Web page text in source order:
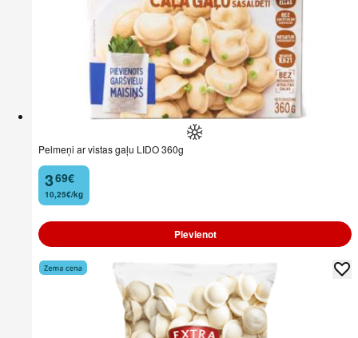
Pelmeņi ar vistas gaļu LIDO 360g
3
. 69€
10,25€/kg
Pievienot